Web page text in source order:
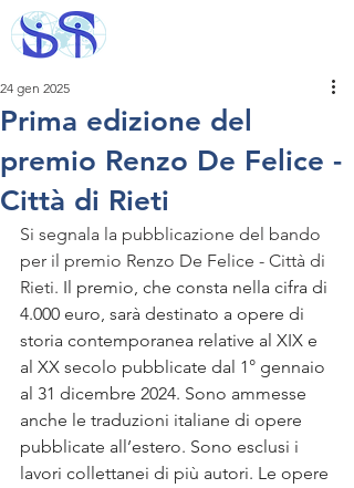
Prima edizione del
premio Renzo De Felice -
Città di Rieti
24 gen 2025
Si segnala la pubblicazione del bando
per il premio Renzo De Felice - Città di
Rieti. Il premio, che consta nella cifra di
4.000 euro, sarà destinato a opere di
storia contemporanea relative al XIX e
al XX secolo pubblicate dal 1° gennaio
al 31 dicembre 2024. Sono ammesse
anche le traduzioni italiane di opere
pubblicate all’estero. Sono esclusi i
lavori collettanei di più autori. Le opere